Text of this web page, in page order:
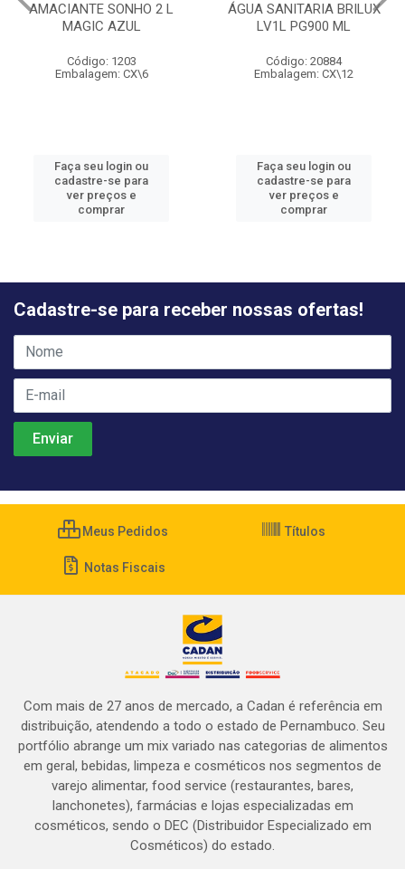
AMACIANTE SONHO 2 L
MAGIC AZUL
Código: 1203
Embalagem: CX\6
Faça seu login ou
cadastre-se para
ver preços e
comprar
ÁGUA SANITARIA BRILUX
LV1L PG900 ML
Código: 20884
Embalagem: CX\12
Faça seu login ou
cadastre-se para
ver preços e
comprar
Cadastre-se para receber nossas ofertas!
Meus Pedidos Títulos
Notas Fiscais
Com mais de 27 anos de mercado, a Cadan é referência em
distribuição, atendendo a todo o estado de Pernambuco. Seu
portfólio abrange um mix variado nas categorias de alimentos
em geral, bebidas, limpeza e cosméticos nos segmentos de
varejo alimentar, food service (restaurantes, bares,
lanchonetes), farmácias e lojas especializadas em
cosméticos, sendo o DEC (Distribuidor Especializado em
Cosméticos) do estado.